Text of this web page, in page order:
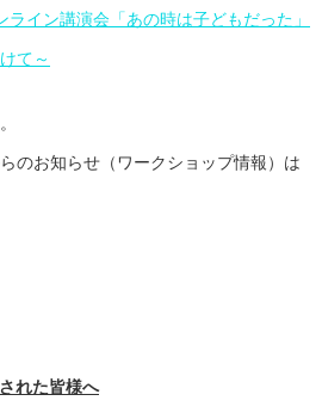
イン講演会「あの時は子どもだった」
て～
のお知らせ（ワークショップ情報）は
れた皆様へ